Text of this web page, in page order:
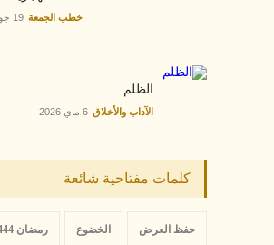
خطب الجمعة 19 جوان 2026
الظلم
الآداب والأخلاق 6 ماي 2026
كلمات مفتاحية شائعة
حفظ العرض الخضوع رمضان 1444